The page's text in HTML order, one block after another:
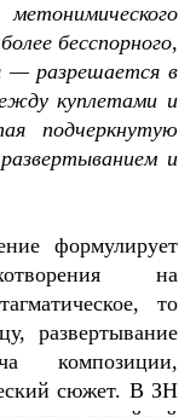
бесспорного,
— разрешается в
куплетами и
подчеркнутую
и
формулирует
на
то
развертывание
композиции,
сюжет. В ЗН